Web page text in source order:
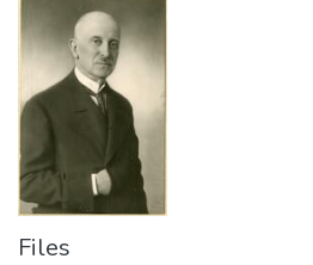
Files